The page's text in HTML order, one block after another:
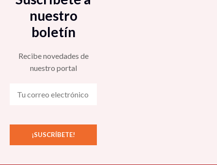
nuestro
boletín
Recibe novedades de
nuestro portal